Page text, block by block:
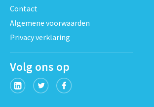
Contact
Algemene voorwaarden
Privacy verklaring
Volg ons op